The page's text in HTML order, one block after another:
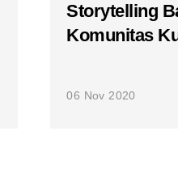
Storytelling
Komunitas
06 Nov 2020